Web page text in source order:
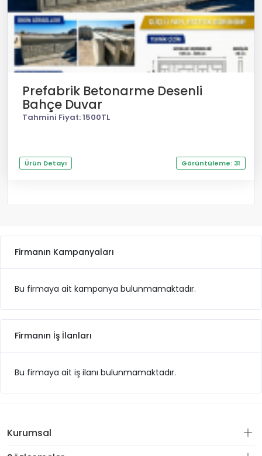
Prefabrik Betonarme Desenli
Bahçe Duvar
Tahmini Fiyat: 1500TL
Ürün Detayı Görüntüleme: 31
Firmanın Kampanyaları
Bu firmaya ait kampanya bulunmamaktadır.
Firmanın İş İlanları
Bu firmaya ait iş ilanı bulunmamaktadır.
Kurumsal